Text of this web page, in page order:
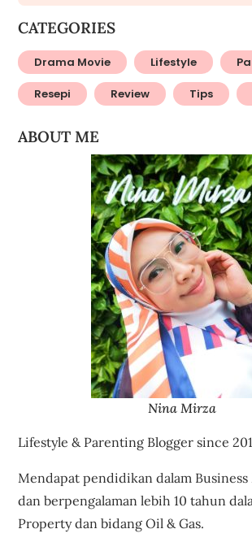
CATEGORIES
Drama Movie Lifestyle
Resepi Review Tips
ABOUT ME
Nina Mirza
Lifestyle & Parenting Blogger since
Mendapat pendidikan dalam
dan berpengalaman lebih 10 tahun
Property dan bidang Oil & Gas.